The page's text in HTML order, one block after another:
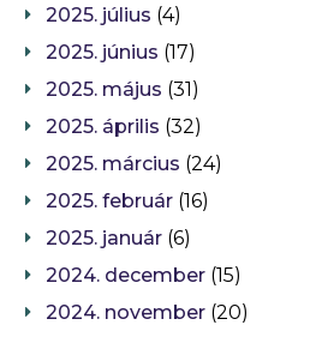
2025. július (4)
2025. június (17)
2025. május (31)
2025. április (32)
2025. március (24)
2025. február (16)
2025. január (6)
2024. december (15)
2024. november (20)